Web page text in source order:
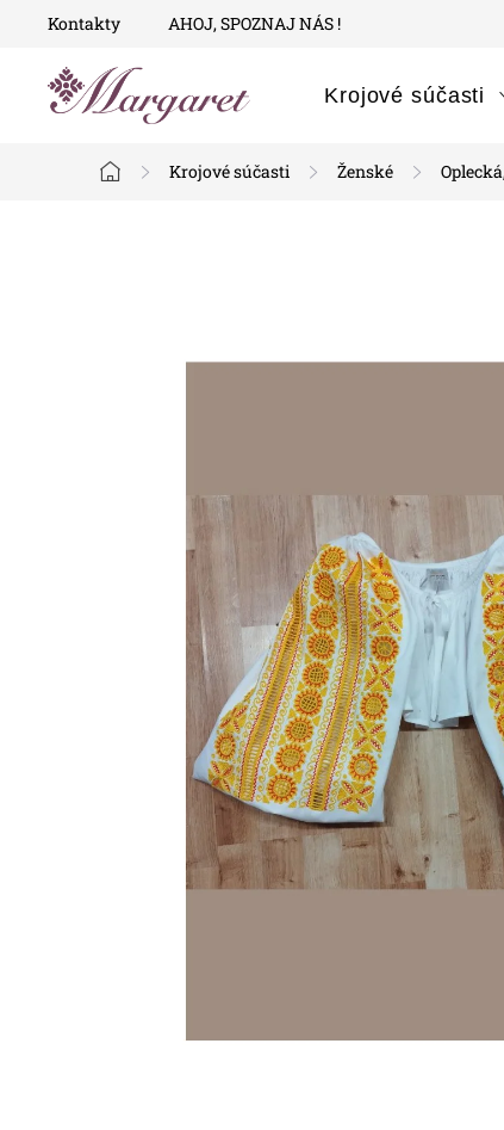
PrejsťKontakty AHOJ, SPOZNAJ NÁS !
Krojové súčasti
Domov
Krojové súčasti Ženské